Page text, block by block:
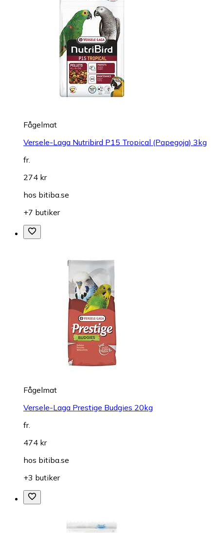
Fågelmat
Versele-Laga Nutribird P15 Tropical (Papegoja) 3kg
fr.
274 kr
hos bitiba.se
+7 butiker
Fågelmat
Versele-Laga Prestige Budgies 20kg
fr.
474 kr
hos bitiba.se
+3 butiker